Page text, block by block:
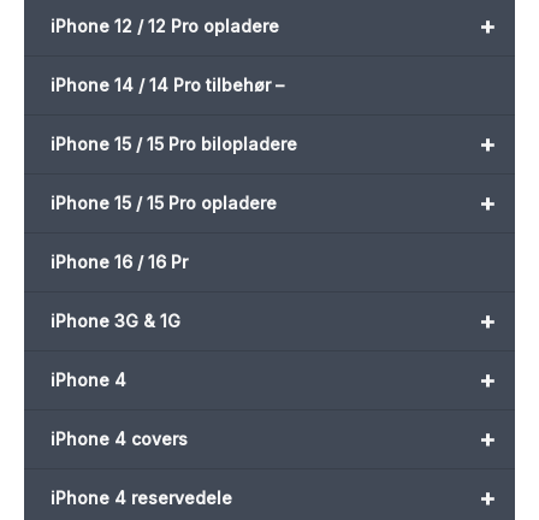
+
iPhone 12 / 12 Pro opladere
iPhone 14 / 14 Pro tilbehør –
+
iPhone 15 / 15 Pro bilopladere
+
iPhone 15 / 15 Pro opladere
iPhone 16 / 16 Pr
+
iPhone 3G & 1G
+
iPhone 4
+
iPhone 4 covers
+
iPhone 4 reservedele